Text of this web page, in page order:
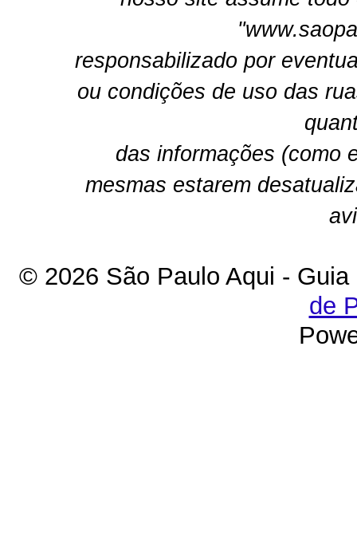
responsabilizado por
ou condições de uso das
das informações (como
mesmas estarem
© 2026 São Paulo Aqui -
de